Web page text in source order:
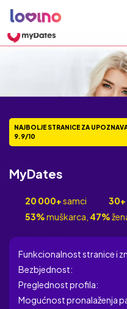
NAJBOLJE STRANICE ZA
9.9/10
MyDates
20 000+samci 30+
53%muškarca, 47%
Funkcionalnost stranice i
Bezbjednost:
Preglednost profila:
Mogućnost pronalaženja